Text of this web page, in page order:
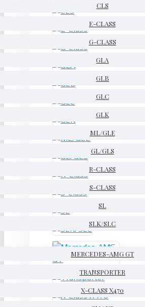
CLS
E-CLASS
G-CLASS
GLA
GLB
GLC
GLK
ML/GLE
GL/GLS
R-CLASS
S-CLASS
SL
SLK/SLC
MERCEDES-AMG GT
TRANSPORTER
X-CLASS X470